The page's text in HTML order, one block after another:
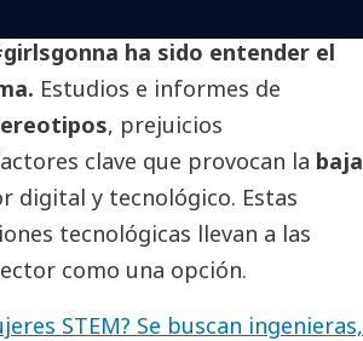
ha sido entender el
Estudios e informes de
, prejuicios
clave que provocan la baja
digital y tecnológico. Estas
tecnológicas llevan a las
como una opción.
STEM? Se buscan ingenieras,